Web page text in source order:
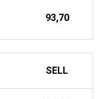
93,70
SELL